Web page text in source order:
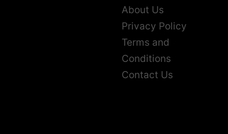
About Us
Privacy Policy
Terms and
Conditions
Contact Us